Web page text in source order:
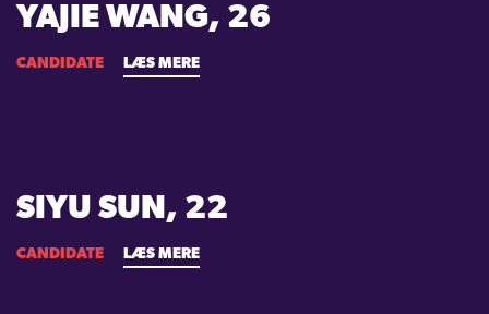
YAJIE WANG, 26
CANDIDATE LÆS MERE
SIYU SUN, 22
CANDIDATE LÆS MERE